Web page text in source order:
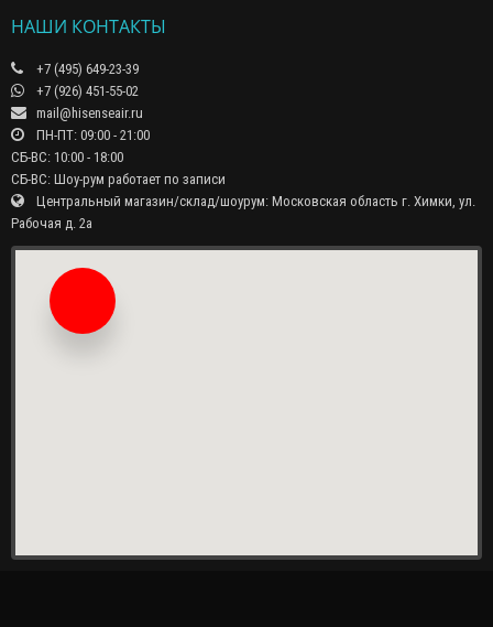
НАШИ КОНТАКТЫ
+7 (495) 649-23-39
+7 (926) 451-55-02
mail@hisenseair.ru
ПН-ПТ: 09:00 - 21:00
СБ-ВС: 10:00 - 18:00
СБ-ВС: Шоу-рум работает по записи
Центральный магазин/склад/шоурум: Московская область г. Химки, ул.
Рабочая д. 2а